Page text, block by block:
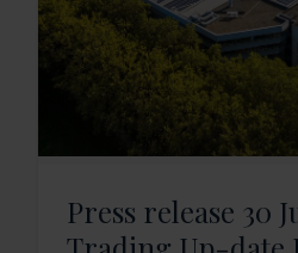
Press release 30